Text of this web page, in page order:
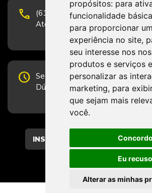
propósitos: para
funcionalidade
para proporcionar
experiência no site,
seu interesse nos
produtos e serviços
personalizar as
marketing, para
que sejam mais
você.
Concordo
Eu recuso
Alterar as minhas
phone
(61) 3223-1652 e (61) 98131-
Atendimento por telefone em
schedule Segunda-feira a Sexta-feira de
Dúvidas e sugestões pelo Fale